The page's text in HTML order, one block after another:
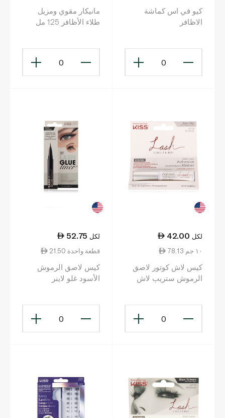
كيو في اس كماشة
الاظافر
0
مانيكار مقوي ومزيل
طلاء الأظافر 125 مل
0
42.00 لكل
78.13 ١٠ جم
كيس لاش كوتور لاصق
الرموش ستريب لاش
0
52.75 لكل
21.50 قطعة واحدة
كيس لاصق الرموش
الأسود غلو لاينر
0